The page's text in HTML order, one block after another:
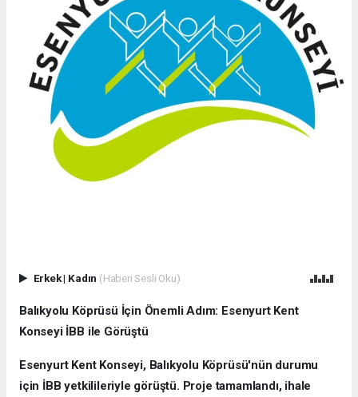
Erkek| Kadın (Haberi Sesli Oku)
Balıkyolu Köprüsü İçin Önemli Adım: Esenyurt Kent
Konseyi İBB ile Görüştü
Esenyurt Kent Konseyi, Balıkyolu Köprüsü'nün durumu
için İBB yetkilileriyle görüştü. Proje tamamlandı, ihale